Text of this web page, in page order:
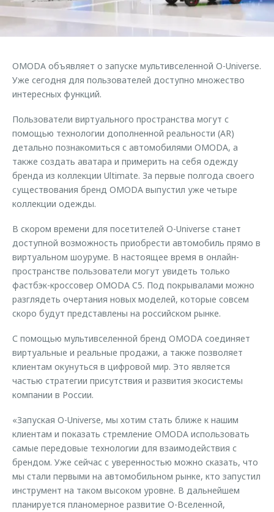
Страхование
Кредитный калькулятор
Одежда и сувениры
Оригинальные аксессуары
Трейд-ин
Калькулятор трейд-ин
Руководства по эксплуатации
Клиентская поддержка
Клуб владельцев OMODA
Приложение O&J
Аксессуары
Одежда и сувениры
Оригинальные аксессуары
Запчасти
Обратная связь
OMODA объявляет о запуске мультивселенной O-Universe.
Уже сегодня для пользователей доступно множество
интересных функций.
Пользователи виртуального пространства могут с
помощью технологии дополненной реальности (AR)
детально познакомиться с автомобилями OMODA, а
также создать аватара и примерить на себя одежду
бренда из коллекции Ultimate. За первые полгода своего
существования бренд OMODA выпустил уже четыре
коллекции одежды.
В скором времени для посетителей O-Universe станет
доступной возможность приобрести автомобиль прямо в
виртуальном шоуруме. В настоящее время в онлайн-
пространстве пользователи могут увидеть только
фастбэк-кроссовер OMODA C5. Под покрывалами можно
разглядеть очертания новых моделей, которые совсем
скоро будут представлены на российском рынке.
С помощью мультивселенной бренд OMODA соединяет
виртуальные и реальные продажи, а также позволяет
клиентам окунуться в цифровой мир. Это является
частью стратегии присутствия и развития экосистемы
компании в России.
«Запуская O-Universe, мы хотим стать ближе к нашим
клиентам и показать стремление OMODA использовать
самые передовые технологии для взаимодействия с
брендом. Уже сейчас с уверенностью можно сказать, что
мы стали первыми на автомобильном рынке, кто запустил
инструмент на таком высоком уровне. В дальнейшем
планируется планомерное развитие О-Вселенной,